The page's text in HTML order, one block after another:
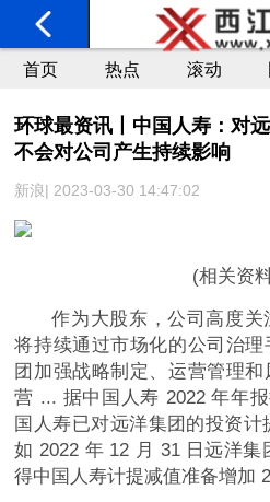
首页 热点 滚动
环球最资讯丨中国人寿：对
不会对公司产生持续影响
新浪| 2023-03-30 14:47:02
(相关资
作为大股东，公司高度关
将持续通过市场化的公司治
团加强战略制定、运营管理
营 ... 据中国人寿 2022 年年
国人寿已对远洋集团的投资
如 2022 年 12 月 31 日远洋
得中国人寿计提减值准备增加